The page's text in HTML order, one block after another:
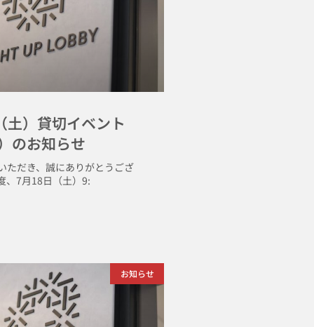
土）貸切イベント
のお知らせ
ただき、誠にありがとうござ
、7月18日（土）9:
お知らせ